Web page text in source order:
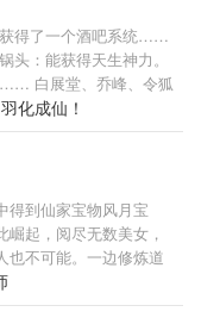
得了一个酒吧系统……
头：能获得天生神力。
白展堂、乔峰、令狐
酒的人越多，就能解锁
天，李秀宁就喝嗨了，
哥李世民不会逼我当驸
化成仙！
得到仙家宝物风月宝
起，阅尽无数美女，
也不可能。一边修炼道
徒于股掌之间。进企